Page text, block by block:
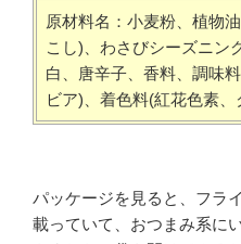
原材料名：小麦粉、植物
こし)、わさびシーズニン
白、唐辛子、香料、調味
ビア)、着色料(紅花色素、
パッケージを見ると、フラ
載っていて、おつまみ系に